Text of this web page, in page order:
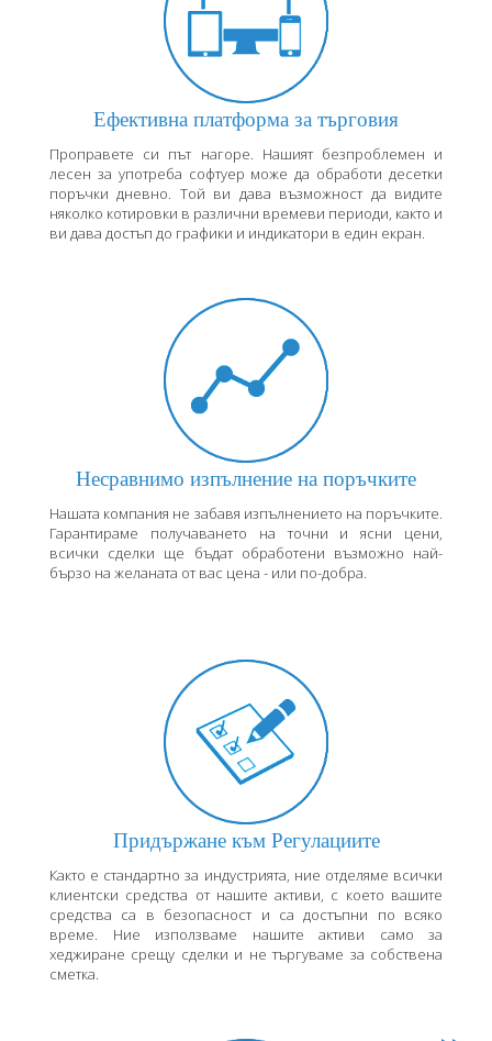
Ефективна платформа за търговия
Проправете си път нагоре. Нашият безпроблемен и
лесен за употреба софтуер може да обработи десетки
поръчки дневно. Той ви дава възможност да видите
няколко котировки в различни времеви периоди, както и
ви дава достъп до графики и индикатори в един екран.
Несравнимо изпълнение на поръчките
Нашата компания не забавя изпълнението на поръчките.
Гарантираме получаването на точни и ясни цени,
всички сделки ще бъдат обработени възможно най-
бързо на желаната от вас цена - или по-добра.
Придържане към Регулациите
Както е стандартно за индустрията, ние отделяме всички
клиентски средства от нашите активи, с което вашите
средства са в безопасност и са достъпни по всяко
време. Ние използваме нашите активи само за
хеджиране срещу сделки и не търгуваме за собствена
сметка.